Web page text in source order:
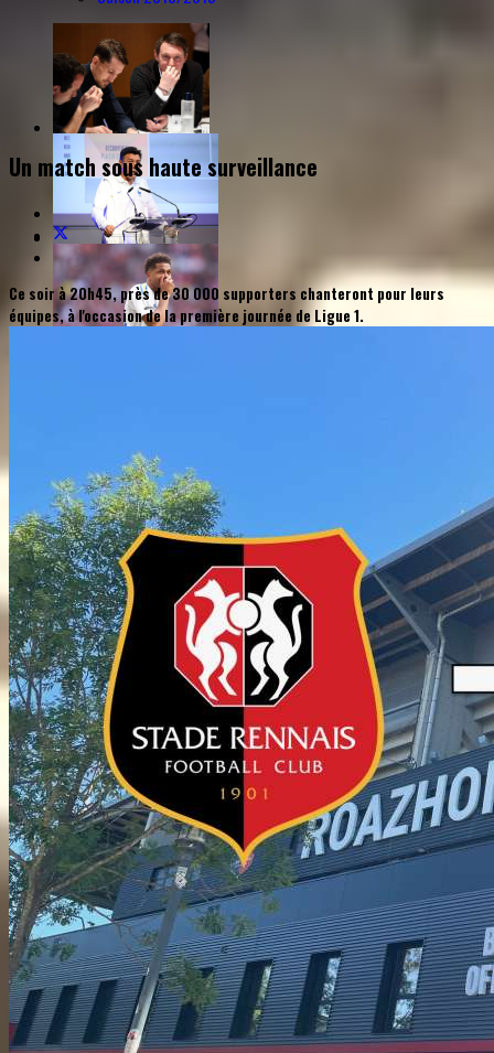
Un match sous haute surveillance
Ce soir à 20h45, près de 30 000 supporters chanteront pour leurs
équipes, à l'occasion de la première journée de Ligue 1.